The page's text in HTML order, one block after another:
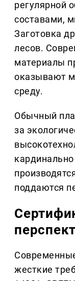
регулярной
составами,
Заготовка
лесов.
материалы
оказывают
среду.
Обычный
за
поддаются
жесткие